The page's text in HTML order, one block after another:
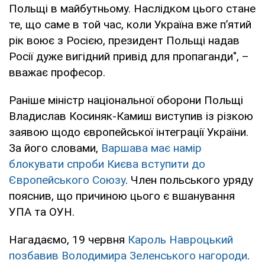
Польщі в майбутньому. Наслідком цього стане
те, що саме в той час, коли Україна вже п’ятий
рік воює з Росією, президент Польщі надав
Росії дуже вигідний привід для пропаганди", –
вважає професор.
Раніше міністр національної оборони Польщі
Владислав Косиняк-Камиш виступив із різкою
заявою щодо європейської інтеграції України.
За його словами, Варшава має намір
блокувати спроби Києва вступити до
Європейського Союзу. Член польського уряду
пояснив, що причиною цього є вшанування
УПА та ОУН.
Нагадаємо, 19 червня Кароль Навроцький
позбавив Володимира Зеленського нагороди.